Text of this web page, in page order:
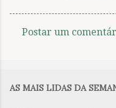
Postar um
AS MAIS LIDAS DA